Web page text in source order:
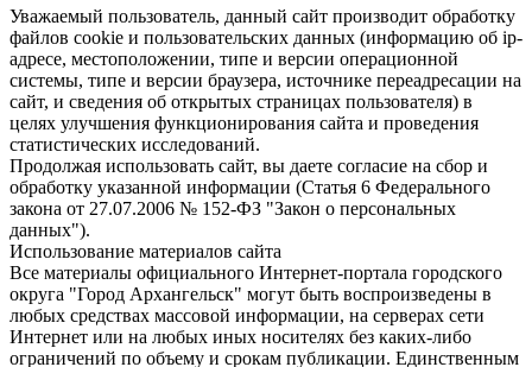
Уважаемый пользователь, данный сайт производит обработку
файлов cookie и пользовательских данных (информацию об ip-
адресе, местоположении, типе и версии операционной
системы, типе и версии браузера, источнике переадресации на
сайт, и сведения об открытых страницах пользователя) в
целях улучшения функционирования сайта и проведения
статистических исследований.
Продолжая использовать сайт, вы даете согласие на сбор и
обработку указанной информации (Статья 6 Федерального
закона от 27.07.2006 № 152-ФЗ "Закон о персональных
данных").
Использование материалов сайта
Все материалы официального Интернет-портала городского
округа "Город Архангельск" могут быть воспроизведены в
любых средствах массовой информации, на серверах сети
Интернет или на любых иных носителях без каких-либо
ограничений по объему и срокам публикации. Единственным